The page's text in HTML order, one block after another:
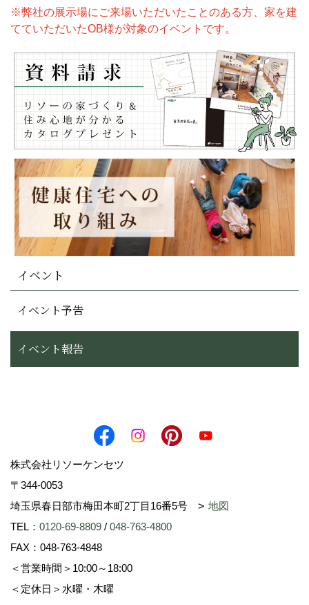
※弊社の展示場にご来場いただいたことのある方、家を建
てていただいたOB様が対象のイベントです。
イベント
イベント予告
イベント報告
株式会社リソーケンセツ
〒344-0053
埼玉県春日部市梅田本町2丁目16番5号
地図
TEL： 0120-69-8809 / 048-763-4800
FAX：048-763-4848
＜営業時間＞10:00～18:00
＜定休日＞水曜・木曜